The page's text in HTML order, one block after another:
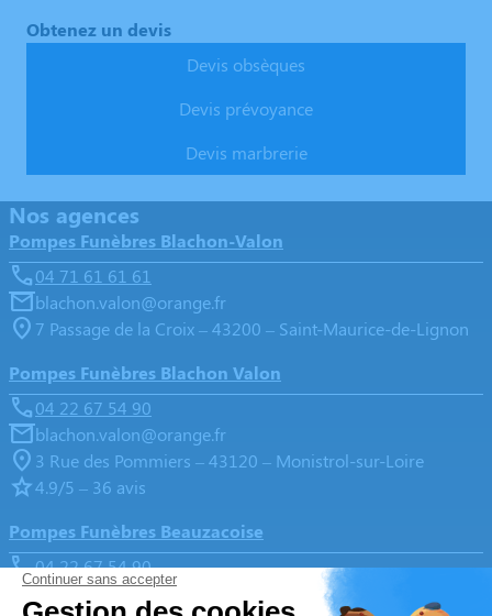
Obtenez un devis
Devis obsèques
Devis prévoyance
Devis marbrerie
Nos agences
Pompes Funèbres Blachon-Valon
04 71 61 61 61
blachon.valon@orange.fr
7 Passage de la Croix – 43200 – Saint-Maurice-de-Lignon
Pompes Funèbres Blachon Valon
04 22 67 54 90
blachon.valon@orange.fr
3 Rue des Pommiers – 43120 – Monistrol-sur-Loire
4.9/5 – 36 avis
Pompes Funèbres Beauzacoise
04 22 67 54 90
blachon.valon@orange.fr